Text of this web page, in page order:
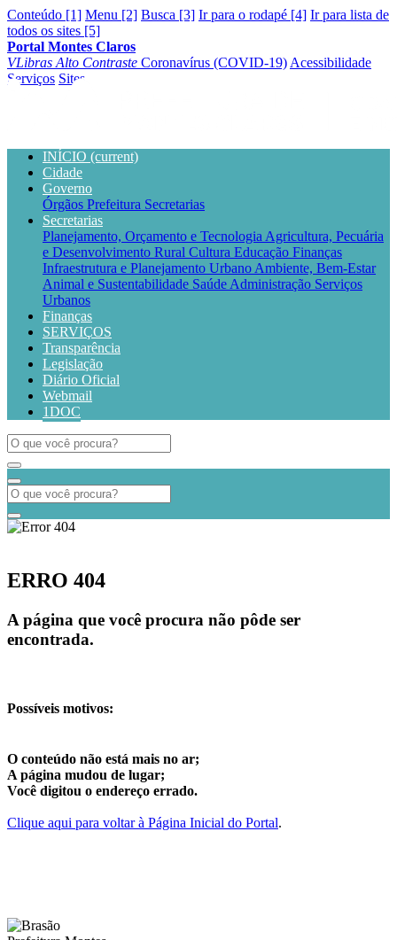
Conteúdo [1] Menu [2] Busca [3] Ir para o rodapé [4] Ir para lista de
todos os sites [5]
Portal Montes Claros
VLibras Alto Contraste Coronavírus (COVID-19) Acessibilidade
Serviços Sites
INÍCIO (current)
Cidade
Governo
Órgãos Prefeitura Secretarias
Secretarias
Planejamento, Orçamento e Tecnologia Agricultura, Pecuária
e Desenvolvimento Rural Cultura Educação Finanças
Infraestrutura e Planejamento Urbano Ambiente, Bem-Estar
Animal e Sustentabilidade Saúde Administração Serviços
Urbanos
Finanças
SERVIÇOS
Transparência
Legislação
Diário Oficial
Webmail
1DOC
ERRO 404
A página que você procura não pôde ser
encontrada.
Possíveis motivos:
O conteúdo não está mais no ar;
A página mudou de lugar;
Você digitou o endereço errado.
Clique aqui para voltar à Página Inicial do Portal.